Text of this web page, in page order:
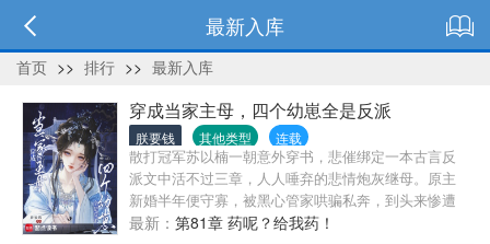
最新入库
首页 >> 排行 >> 最新入库
穿成当家主母，四个幼崽全是反派
朕要钱 其他类型 连载
散打冠军苏以楠一朝意外穿书，悲催绑定一本古言反
派文中活不过三章，人人唾弃的悲情炮灰继母。原主
新婚半年便守寡，被黑心管家哄骗私奔，到头来惨遭
贩卖。更致命的是侯爷遗留的四个年幼继子女，未来
最新： 第81章 药呢？给我药！